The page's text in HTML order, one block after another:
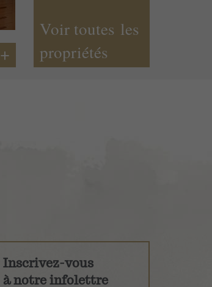
+
Voir toutes les
propriétés
Inscrivez-vous
à notre infolettre